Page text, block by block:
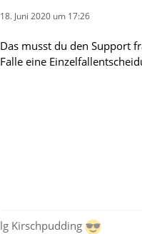
18. Juni 2020 um 17:26
Das musst du den Support
Falle eine
lg Kirschpudding